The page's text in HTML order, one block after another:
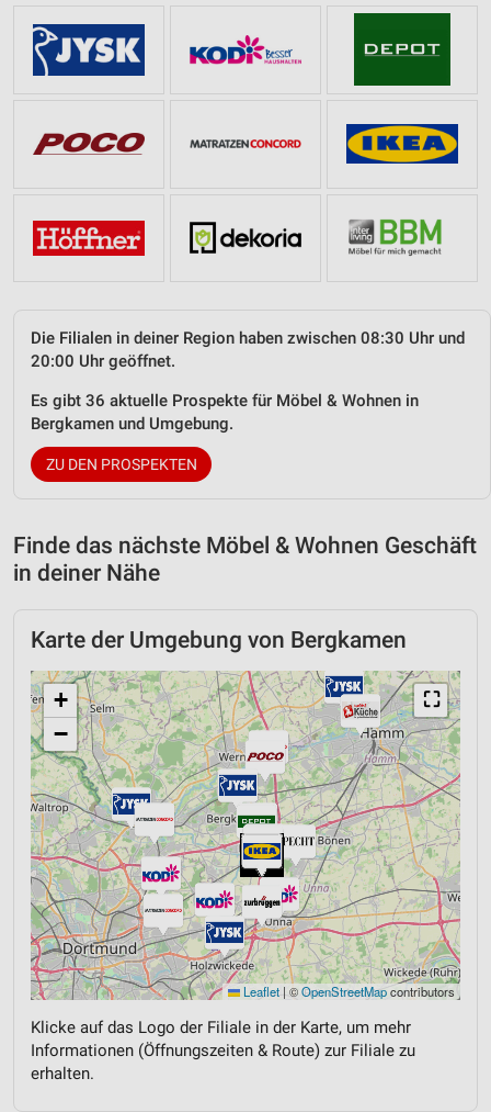
Die Filialen in deiner Region haben zwischen 08:30 Uhr und
20:00 Uhr geöffnet.
Es gibt 36 aktuelle Prospekte für Möbel & Wohnen in
Bergkamen und Umgebung.
ZU DEN PROSPEKTEN
Finde das nächste Möbel & Wohnen Geschäft
in deiner Nähe
Karte der Umgebung von Bergkamen
⛶
+
−
Leaflet | ©OpenStreetMapcontributors
Klicke auf das Logo der Filiale in der Karte, um mehr
Informationen (Öffnungszeiten & Route) zur Filiale zu
erhalten.